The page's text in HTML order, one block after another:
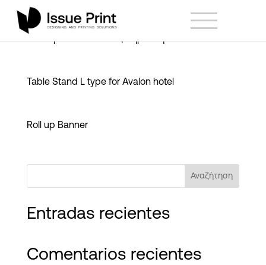
Markopoulos πυλώνας σήμανση
Table Stand L type for Avalon hotel
Roll up Banner
Αναζήτηση
Entradas recientes
Comentarios recientes